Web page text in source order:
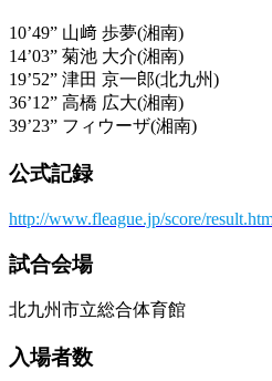
10’49” 山﨑 歩夢(湘南)
14’03” 菊池 大介(湘南)
19’52” 津田 京一郎(北九州)
36’12” 高橋 広大(湘南)
39’23” フィウーザ(湘南)
公式記録
http://www.fleague.jp/score/
試合会場
北九州市立総合体育館
入場者数